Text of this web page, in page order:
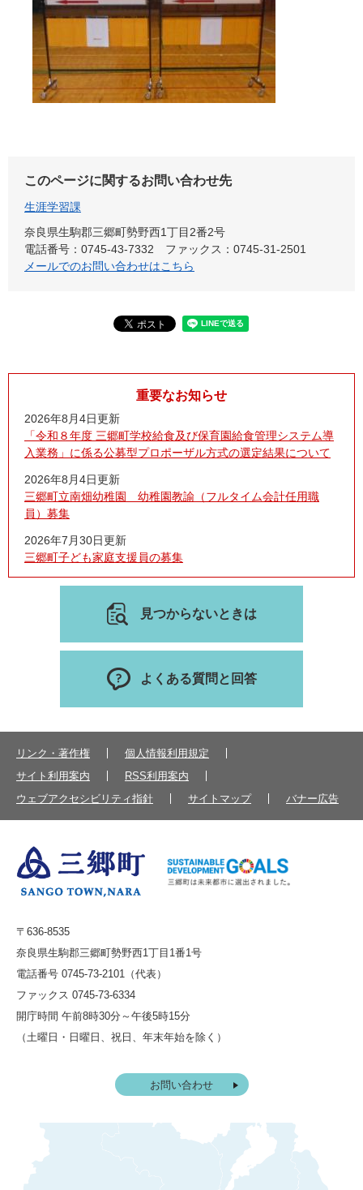
このページに関するお問い合わせ先
生涯学習課
奈良県生駒郡三郷町勢野西1丁目2番2号
電話番号：0745-43-7332
ファックス：0745-31-2501
メールでのお問い合わせはこちら
重要なお知らせ
2026年8月4日更新
「令和８年度 三郷町学校給食及び保育園給食管理システム導
入業務」に係る公募型プロポーザル方式の選定結果について
2026年8月4日更新
三郷町立南畑幼稚園 幼稚園教諭（フルタイム会計任用職
員）募集
2026年7月30日更新
三郷町子ども家庭支援員の募集
見つからないときは
よくある質問と回答
リンク・著作権
個人情報利用規定
サイト利用案内
RSS利用案内
ウェブアクセシビリティ指針
サイトマップ バナー広告
〒636-8535
奈良県生駒郡三郷町勢野西1丁目1番1号
電話番号 0745-73-2101（代表）
ファックス 0745-73-6334
開庁時間 午前8時30分～午後5時15分
（土曜日・日曜日、祝日、年末年始を除く）
お問い合わせ